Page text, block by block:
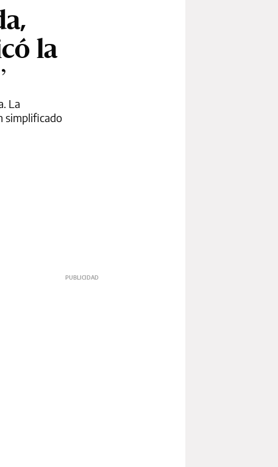
la
La
simplificado